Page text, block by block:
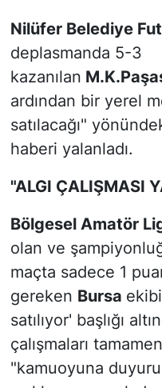
Nilüfer Belediye
deplasmanda 5-3
kazanılan
ardından bir yerel
satılacağı"
haberi yalanladı.
"ALGI ÇALIŞMASI
Bölgesel Amatör
olan ve
maçta sadece 1
gereken Bursa
satılıyor' başlığı
çalışmaları
"kamuoyuna